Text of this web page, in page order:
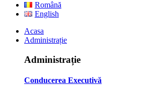
Română
English
Acasa
Administrație
Administrație
Conducerea Executivă